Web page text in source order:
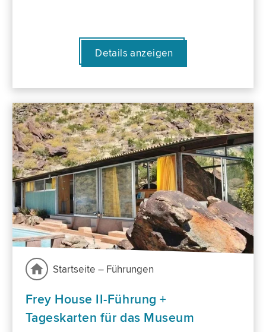
Details anzeigen
Startseite – Führungen
Frey House II-Führung +
Tageskarten für das Museum